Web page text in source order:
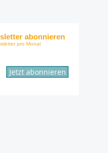
abonnieren
pro Monat
Jetzt abonnieren